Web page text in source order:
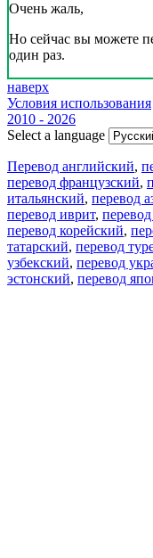
Очень жаль,
Но сейчас вы можете
один раз.
наверх
Условия использования
2010 - 2026
Select a language
Перевод английский,
перевод французский,
итальянский, перевод
перевод иврит,
перевод корейский,
татарский, перевод
узбекский, перевод
эстонский, перевод